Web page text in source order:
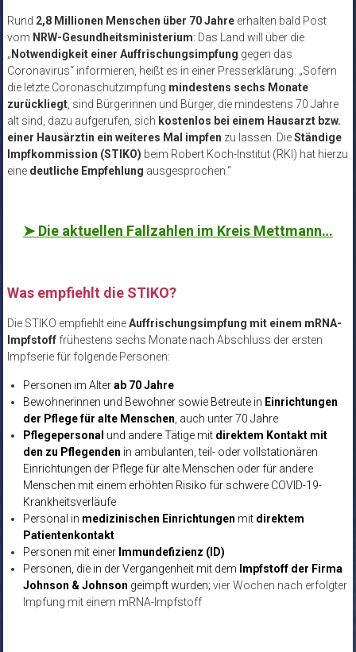
Rund 2,8 Millionen Menschen über 70 Jahreerhalten bald Post
vom NRW-Gesundheitsministerium: Das Land will über die
„ Notwendigkeit einer Auffrischungsimpfung gegen das
Coronavirus“ informieren, heißt es in einer Presserklärung: „Sofern
die letzte Coronaschutzimpfung mindestens sechs Monate
zurückliegt, sind Bürgerinnen und Bürger, die mindestens 70 Jahre
alt sind, dazu aufgerufen, sich kostenlos bei einem Hausarzt bzw.
einer Hausärztin ein weiteres Mal impfen zu lassen. DieStändige
Impfkommission (STIKO) beim Robert Koch-Institut (RKI) hat hierzu
eine deutliche Empfehlung ausgesprochen.“
➤ Die aktuellen Fallzahlen im Kreis Mettmann…
Was empfiehlt die STIKO?
Die STIKO empfiehlt eineAuffrischungsimpfung mit einem mRNA-
Impfstofffrühestens sechs Monate nach Abschluss der ersten
Impfserie für folgende Personen:
Personen im Alterab 70 Jahre
Bewohnerinnen und Bewohner sowie Betreute in Einrichtungen
der Pflege für alte Menschen, auch unter 70 Jahre
Pflegepersonal und andere Tätige mit direktem Kontakt mit
den zu Pflegenden in ambulanten, teil- oder vollstationären
Einrichtungen der Pflege für alte Menschen oder für andere
Menschen mit einem erhöhten Risiko für schwere COVID-19-
Krankheitsverläufe
Personal in medizinischen Einrichtungen mit direktem
Patientenkontakt
Personen mit einer Immundefizienz (ID)
Personen, die in der Vergangenheit mit dem Impfstoff der Firma
Johnson & Johnson geimpft wurden; vier Wochen nach erfolgter
Impfung mit einem mRNA-Impfstoff